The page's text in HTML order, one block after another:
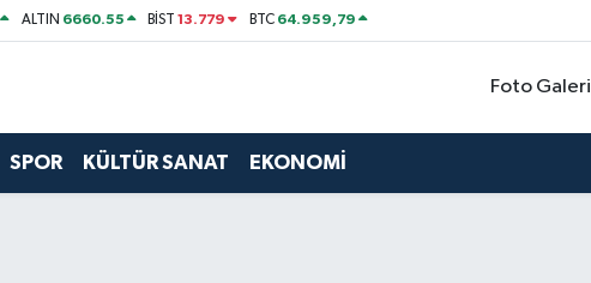
ALTIN 6660.55 BİST13.779 BTC 64.959,79
Foto Galeri
SPOR KÜLTÜR SANAT EKONOMİ